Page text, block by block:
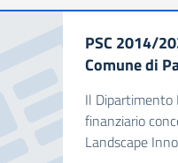
PSC 2014/
Comune di
Il Dipartimento
finanziario
Landscape